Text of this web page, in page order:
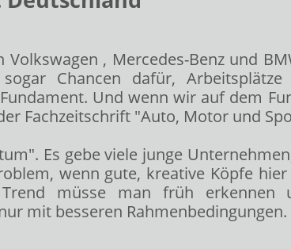
Volkswagen , Mercedes-Benz und
Chancen dafür,
Und wenn wir auf dem
Fachzeitschrift "Auto, Motor und
Es gebe viele junge
wenn gute, kreative Köpfe
müsse man früh erkennen
mit besseren Rahmenbedingungen.